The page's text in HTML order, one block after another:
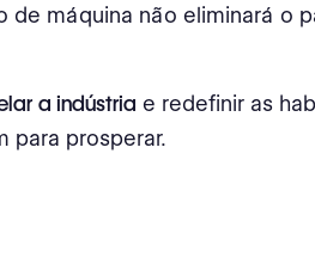
de máquina não eliminará o
a indústria e redefinir as
para prosperar.